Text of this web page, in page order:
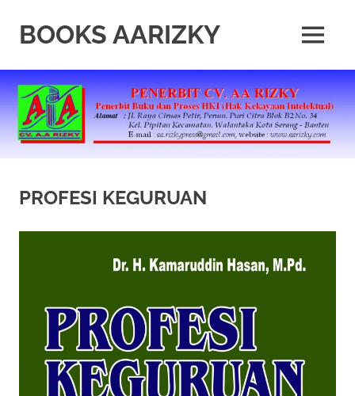
contentBOOKS AARIZKY
Buku
Berkualitas
MENU
PROFESI KEGURUAN